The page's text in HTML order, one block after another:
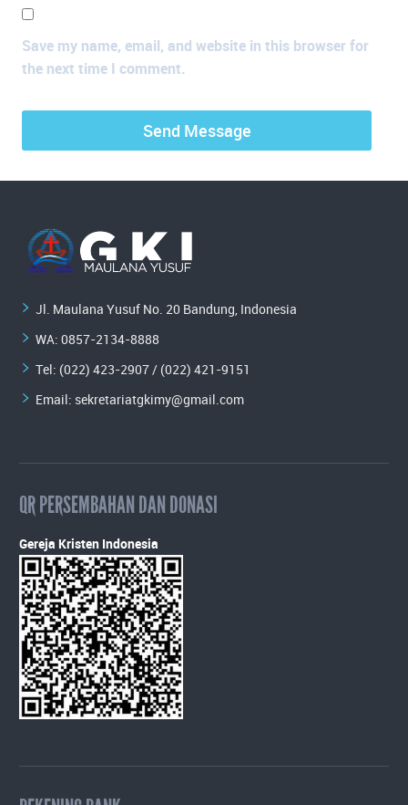
Save my name, email, and website in this browser for
the next time I comment.
Jl. Maulana Yusuf No. 20 Bandung, Indonesia
WA: 0857-2134-8888
Tel: (022) 423-2907 / (022) 421-9151
Email: sekretariatgkimy@gmail.com
QR PERSEMBAHAN DAN DONASI
Gereja Kristen Indonesia